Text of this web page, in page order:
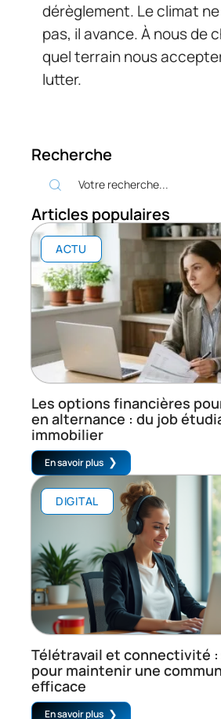
dérèglement. Le climat
pas, il avance. À nous de
quel terrain nous
lutter.
Recherche
Articles populaires
ACTU
Les options financières
en alternance : du job
immobilier
En savoir plus
DIGITAL
Télétravail et connectivité
pour maintenir une
efficace
En savoir plus